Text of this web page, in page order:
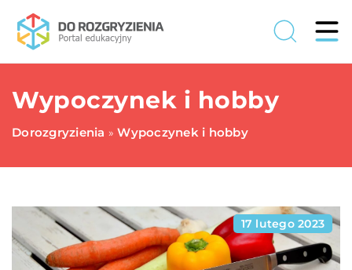
Wypoczynek i hobby
Dorozgryzienia »Wypoczynek i hobby
17 lutego 2023